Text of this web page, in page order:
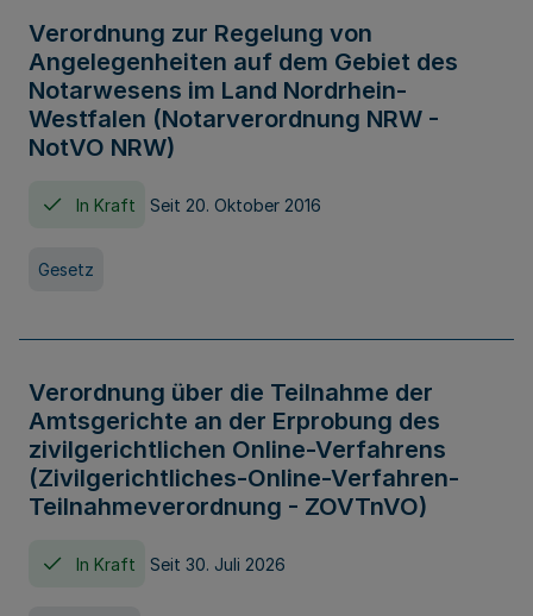
Verordnung zur Regelung von
Angelegenheiten auf dem Gebiet des
Notarwesens im Land Nordrhein-
Westfalen (Notarverordnung NRW -
NotVO NRW)
In Kraft Seit 20. Oktober 2016
Gesetz
Verordnung über die Teilnahme der
Amtsgerichte an der Erprobung des
zivilgerichtlichen Online-Verfahrens
(Zivilgerichtliches-Online-Verfahren-
Teilnahmeverordnung - ZOVTnVO)
In Kraft Seit 30. Juli 2026